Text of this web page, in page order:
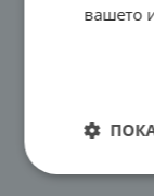
вашето